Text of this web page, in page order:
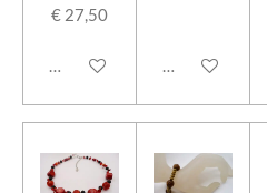
€ 27,50
In winkelwagen In winkelwagen